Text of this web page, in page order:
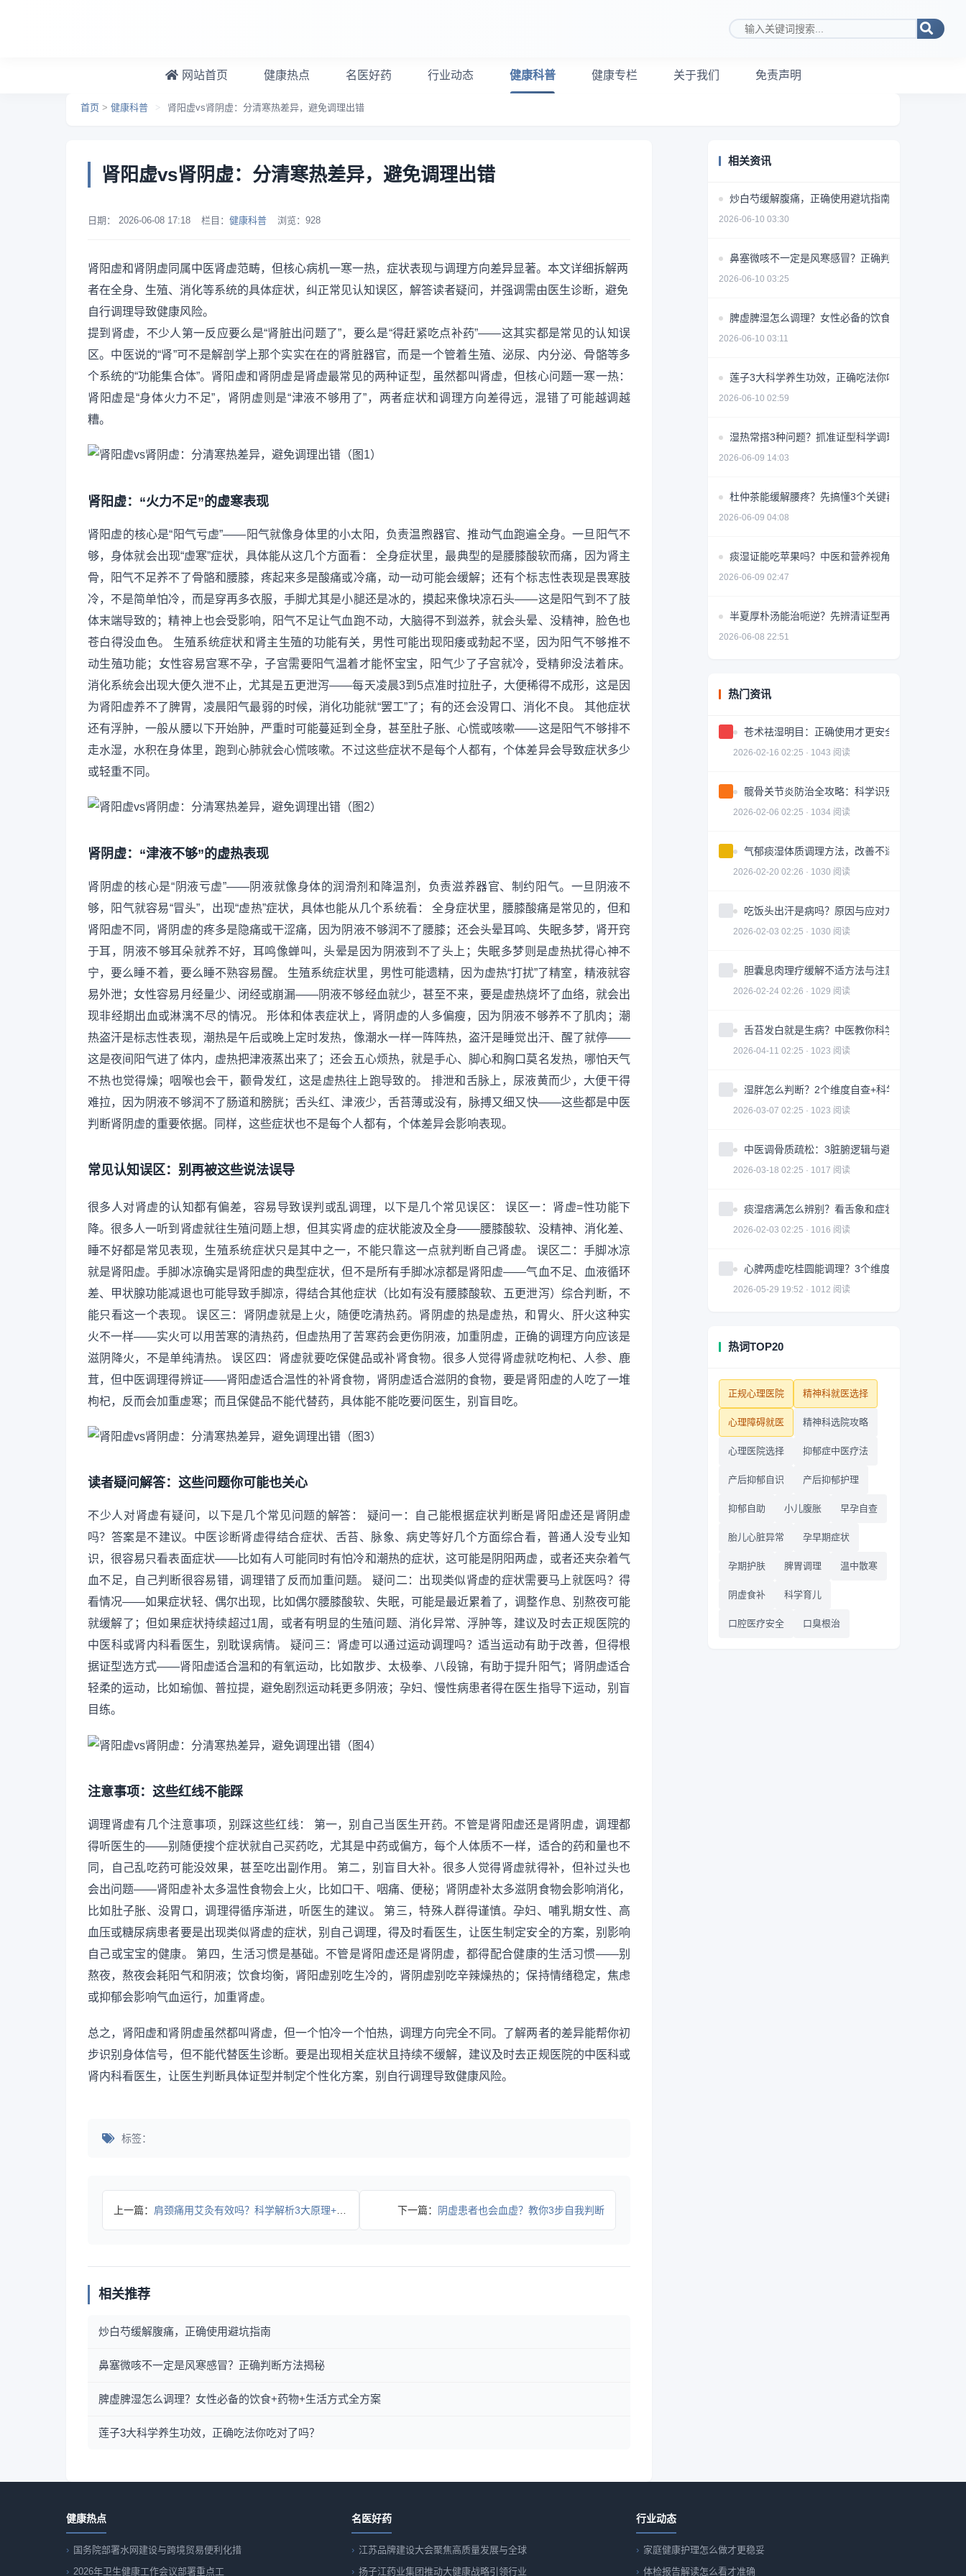
搜索关键词
网站首页 健康热点 名医好药 行业动态 健康科普 健康专栏 关于我们 免责声明
首页 > 健康科普 > 肾阳虚vs肾阴虚：分清寒热差异，避免调理出错
肾阳虚vs肾阴虚：分清寒热差异，避免调理出错
日期： 2026-06-08 17:18 栏目： 健康科普 浏览： 928
肾阳虚和肾阴虚同属中医肾虚范畴，但核心病机一寒一热，症状表现与调理方向差异显著。本文详细拆解两
者在全身、生殖、消化等系统的具体症状，纠正常见认知误区，解答读者疑问，并强调需由医生诊断，避免
自行调理导致健康风险。
提到肾虚，不少人第一反应要么是“肾脏出问题了”，要么是“得赶紧吃点补药”——这其实都是常见的认知误
区。中医说的“肾”可不是解剖学上那个实实在在的肾脏器官，而是一个管着生殖、泌尿、内分泌、骨骼等多
个系统的“功能集合体”。肾阳虚和肾阴虚是肾虚最常见的两种证型，虽然都叫肾虚，但核心问题一寒一热：
肾阳虚是“身体火力不足”，肾阴虚则是“津液不够用了”，两者症状和调理方向差得远，混错了可能越调越
糟。
肾阳虚：“火力不足”的虚寒表现
肾阳虚的核心是“阳气亏虚”——阳气就像身体里的小太阳，负责温煦器官、推动气血跑遍全身。一旦阳气不
够，身体就会出现“虚寒”症状，具体能从这几个方面看： 全身症状里，最典型的是腰膝酸软而痛，因为肾主
骨，阳气不足养不了骨骼和腰膝，疼起来多是酸痛或冷痛，动一动可能会缓解；还有个标志性表现是畏寒肢
冷，不是简单怕冷，而是穿再多衣服，手脚尤其是小腿还是冰的，摸起来像块凉石头——这是阳气到不了肢
体末端导致的；精神上也会受影响，阳气不足让气血跑不动，大脑得不到滋养，就会头晕、没精神，脸色也
苍白得没血色。 生殖系统症状和肾主生殖的功能有关，男性可能出现阳痿或勃起不坚，因为阳气不够推不
动生殖功能；女性容易宫寒不孕，子宫需要阳气温着才能怀宝宝，阳气少了子宫就冷，受精卵没法着床。
消化系统会出现大便久泄不止，尤其是五更泄泻——每天凌晨3到5点准时拉肚子，大便稀得不成形，这是因
为肾阳虚养不了脾胃，凌晨阳气最弱的时候，消化功能就“罢工”了；有的还会没胃口、消化不良。 其他症状
还有浮肿，一般从腰以下开始肿，严重时可能蔓延到全身，甚至肚子胀、心慌或咳嗽——这是阳气不够排不
走水湿，水积在身体里，跑到心肺就会心慌咳嗽。不过这些症状不是每个人都有，个体差异会导致症状多少
或轻重不同。
肾阴虚：“津液不够”的虚热表现
肾阴虚的核心是“阴液亏虚”——阴液就像身体的润滑剂和降温剂，负责滋养器官、制约阳气。一旦阴液不
够，阳气就容易“冒头”，出现“虚热”症状，具体也能从几个系统看： 全身症状里，腰膝酸痛是常见的，但和
肾阳虚不同，肾阴虚的疼多是隐痛或干涩痛，因为阴液不够润不了腰膝；还会头晕耳鸣、失眠多梦，肾开窍
于耳，阴液不够耳朵就养不好，耳鸣像蝉叫，头晕是因为阴液到不了头上；失眠多梦则是虚热扰得心神不
宁，要么睡不着，要么睡不熟容易醒。 生殖系统症状里，男性可能遗精，因为虚热“打扰”了精室，精液就容
易外泄；女性容易月经量少、闭经或崩漏——阴液不够经血就少，甚至不来，要是虚热烧坏了血络，就会出
现非经期出血或淋漓不尽的情况。 形体和体表症状上，肾阴虚的人多偏瘦，因为阴液不够养不了肌肉；潮
热盗汗是标志性表现，潮热是午后或晚上定时发热，像潮水一样一阵阵热，盗汗是睡觉出汗、醒了就停——
这是夜间阳气进了体内，虚热把津液蒸出来了；还会五心烦热，就是手心、脚心和胸口莫名发热，哪怕天气
不热也觉得燥；咽喉也会干，颧骨发红，这是虚热往上跑导致的。 排泄和舌脉上，尿液黄而少，大便干得
难拉，因为阴液不够润不了肠道和膀胱；舌头红、津液少，舌苔薄或没有，脉搏又细又快——这些都是中医
判断肾阴虚的重要依据。同样，这些症状也不是每个人都有，个体差异会影响表现。
常见认知误区：别再被这些说法误导
很多人对肾虚的认知都有偏差，容易导致误判或乱调理，以下是几个常见误区： 误区一：肾虚=性功能下
降。很多人一听到肾虚就往生殖问题上想，但其实肾虚的症状能波及全身——腰膝酸软、没精神、消化差、
睡不好都是常见表现，生殖系统症状只是其中之一，不能只靠这一点就判断自己肾虚。 误区二：手脚冰凉
就是肾阳虚。手脚冰凉确实是肾阳虚的典型症状，但不是所有手脚冰凉都是肾阳虚——气血不足、血液循环
差、甲状腺功能减退也可能导致手脚凉，得结合其他症状（比如有没有腰膝酸软、五更泄泻）综合判断，不
能只看这一个表现。 误区三：肾阴虚就是上火，随便吃清热药。肾阴虚的热是虚热，和胃火、肝火这种实
火不一样——实火可以用苦寒的清热药，但虚热用了苦寒药会更伤阴液，加重阴虚，正确的调理方向应该是
滋阴降火，不是单纯清热。 误区四：肾虚就要吃保健品或补肾食物。很多人觉得肾虚就吃枸杞、人参、鹿
茸，但中医调理得辨证——肾阳虚适合温性的补肾食物，肾阴虚适合滋阴的食物，要是肾阳虚的人吃了一堆
枸杞，反而会加重虚寒；而且保健品不能代替药，具体能不能吃要问医生，别盲目吃。
读者疑问解答：这些问题你可能也关心
不少人对肾虚有疑问，以下是几个常见问题的解答： 疑问一：自己能根据症状判断是肾阳虚还是肾阴虚
吗？答案是不建议。中医诊断肾虚得结合症状、舌苔、脉象、病史等好几个方面综合看，普通人没专业知
识，很容易只看表面症状——比如有人可能同时有怕冷和潮热的症状，这可能是阴阳两虚，或者还夹杂着气
血不足，自己判断很容易错，调理错了反而加重问题。 疑问二：出现类似肾虚的症状需要马上就医吗？得
看情况——如果症状轻、偶尔出现，比如偶尔腰膝酸软、失眠，可能是最近累着了，调整作息、别熬夜可能
就缓解了；但如果症状持续超过1周，或者有明显的生殖问题、消化异常、浮肿等，建议及时去正规医院的
中医科或肾内科看医生，别耽误病情。 疑问三：肾虚可以通过运动调理吗？适当运动有助于改善，但得根
据证型选方式——肾阳虚适合温和的有氧运动，比如散步、太极拳、八段锦，有助于提升阳气；肾阴虚适合
轻柔的运动，比如瑜伽、普拉提，避免剧烈运动耗更多阴液；孕妇、慢性病患者得在医生指导下运动，别盲
目练。
注意事项：这些红线不能踩
调理肾虚有几个注意事项，别踩这些红线： 第一，别自己当医生开药。不管是肾阳虚还是肾阴虚，调理都
得听医生的——别随便搜个症状就自己买药吃，尤其是中药或偏方，每个人体质不一样，适合的药和量也不
同，自己乱吃药可能没效果，甚至吃出副作用。 第二，别盲目大补。很多人觉得肾虚就得补，但补过头也
会出问题——肾阳虚补太多温性食物会上火，比如口干、咽痛、便秘；肾阴虚补太多滋阴食物会影响消化，
比如肚子胀、没胃口，调理得循序渐进，听医生的建议。 第三，特殊人群得谨慎。孕妇、哺乳期女性、高
血压或糖尿病患者要是出现类似肾虚的症状，别自己调理，得及时看医生，让医生制定安全的方案，别影响
自己或宝宝的健康。 第四，生活习惯是基础。不管是肾阳虚还是肾阴虚，都得配合健康的生活习惯——别
熬夜，熬夜会耗阳气和阴液；饮食均衡，肾阳虚别吃生冷的，肾阴虚别吃辛辣燥热的；保持情绪稳定，焦虑
或抑郁会影响气血运行，加重肾虚。
总之，肾阳虚和肾阴虚虽然都叫肾虚，但一个怕冷一个怕热，调理方向完全不同。了解两者的差异能帮你初
步识别身体信号，但不能代替医生诊断。要是出现相关症状且持续不缓解，建议及时去正规医院的中医科或
肾内科看医生，让医生判断具体证型并制定个性化方案，别自行调理导致健康风险。
标签：
上一篇： 肩颈痛用艾灸有效吗？科学解析3大原理+正确操作法帮你缓解 下一篇： 阴虚患者也会血虚？教你3步自我判断
相关推荐
炒白芍缓解腹痛，正确使用避坑指南
鼻塞微咳不一定是风寒感冒？正确判断方法揭秘
脾虚脾湿怎么调理？女性必备的饮食+药物+生活方式全方案
莲子3大科学养生功效，正确吃法你吃对了吗？
相关资讯
炒白芍缓解腹痛，正确使用避坑指南
2026-06-10 03:30
鼻塞微咳不一定是风寒感冒？正确判断方法揭秘
2026-06-10 03:25
脾虚脾湿怎么调理？女性必备的饮食+药物+生活方式
2026-06-10 03:11
莲子3大科学养生功效，正确吃法你吃对了吗？
2026-06-10 02:59
湿热常搭3种问题？抓准证型科学调理少走弯路
2026-06-09 14:03
杜仲茶能缓解腰疼？先搞懂3个关键再喝
2026-06-09 04:08
痰湿证能吃苹果吗？中医和营养视角详解
2026-06-09 02:47
半夏厚朴汤能治呃逆？先辨清证型再用
2026-06-08 22:51
热门资讯
苍术祛湿明目：正确使用才更安全有效
2026-02-16 02:25 · 1043 阅读
髋骨关节炎防治全攻略：科学识别与有效治疗
2026-02-06 02:25 · 1034 阅读
气郁痰湿体质调理方法，改善不适症状
2026-02-20 02:26 · 1030 阅读
吃饭头出汗是病吗？原因与应对方法
2026-02-03 02:25 · 1030 阅读
胆囊息肉理疗缓解不适方法与注意事项
2026-02-24 02:26 · 1029 阅读
舌苔发白就是生病？中医教你科学判断与调理全
2026-04-11 02:25 · 1023 阅读
湿胖怎么判断？2个维度自查+科学调理指南
2026-03-07 02:25 · 1023 阅读
中医调骨质疏松：3脏腑逻辑与避坑指南｜科学护
2026-03-18 02:25 · 1017 阅读
痰湿痞满怎么辨别？看舌象和症状
2026-02-03 02:25 · 1016 阅读
心脾两虚吃桂圆能调理？3个维度帮你科学改善
2026-05-29 19:52 · 1012 阅读
热词TOP20
正规心理医院 精神科就医选择
心理障碍就医 精神科选院攻略
心理医院选择 抑郁症中医疗法
产后抑郁自识 产后抑郁护理
抑郁自助 小儿腹胀 早孕自查
胎儿心脏异常 孕早期症状
孕期护肤 脾胃调理 温中散寒
阴虚食补 科学育儿
口腔医疗安全 口臭根治
健康热点
国务院部署水网建设与跨境贸易便利化措
2026年卫生健康工作会议部署重点工
名医好药
江苏品牌建设大会聚焦高质量发展与全球
扬子江药业集团推动大健康战略引领行业
行业动态
家庭健康护理怎么做才更稳妥
体检报告解读怎么看才准确